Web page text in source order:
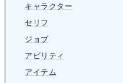
キャラクター
セリフ
ジョブ
アビリティ
アイテム